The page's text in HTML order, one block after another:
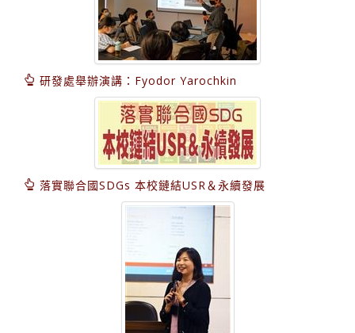
研發處舉辦演講：Fyodor Yarochkin
落實聯合國SDGs 本校鏈結USR＆永續發展